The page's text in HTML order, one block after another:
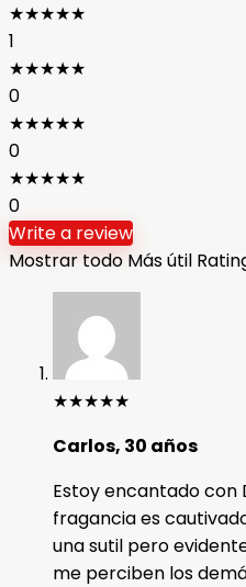
★★★★★
1
★★★★★
0
★★★★★
0
★★★★★
0
Write a review
Mostrar todo Más útil
★★★★★
Carlos, 30 años
Estoy encantado con
fragancia es
una sutil pero
me perciben los